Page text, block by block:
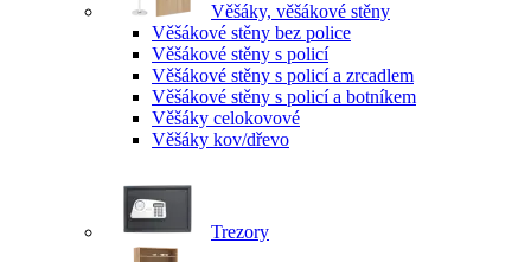
Věšáky, věšákové stěny
Věšákové stěny bez police
Věšákové stěny s policí
Věšákové stěny s policí a zrcadlem
Věšákové stěny s policí a botníkem
Věšáky celokovové
Věšáky kov/dřevo
Trezory